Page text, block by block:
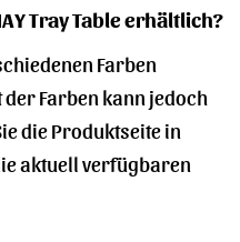
Tray Table erhältlich?
Farben
Farben kann jedoch
die Produktseite in
aktuell verfügbaren